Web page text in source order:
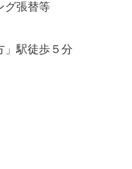
グ張替等
」駅徒歩５分